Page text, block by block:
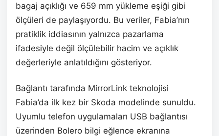
bagaj açıklığı ve 659 mm yükleme eşiği gibi
ölçüleri de paylaşıyordu. Bu veriler, Fabia’nın
pratiklik iddiasının yalnızca pazarlama
ifadesiyle değil ölçülebilir hacim ve açıklık
değerleriyle anlatıldığını gösteriyor.
Bağlantı tarafında MirrorLink teknolojisi
Fabia’da ilk kez bir Skoda modelinde sunuldu.
Uyumlu telefon uygulamaları USB bağlantısı
üzerinden Bolero bilgi eğlence ekranına